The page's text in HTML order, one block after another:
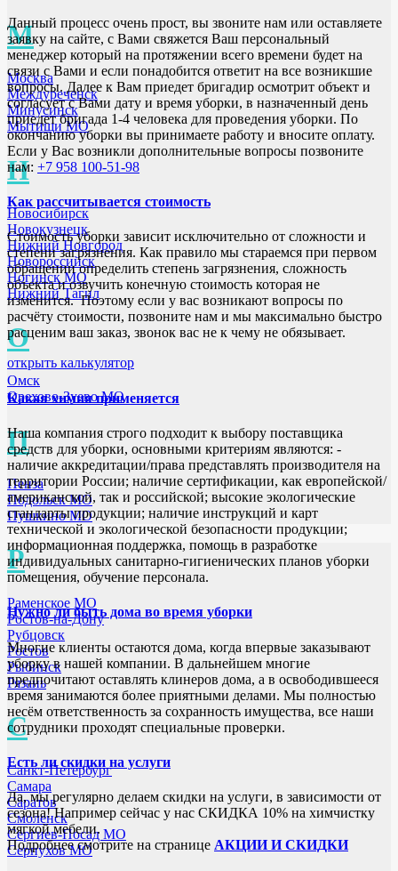
М
Москва
Междуреченск
Минусинск
Мытищи МО
Н
Новосибирск
Новокузнецк
Нижний Новгород
Новороссийск
Ногинск МО
Нижний Тагил
О
Омск
Орехово-Зуево МО
П
Пенза
Подольск МО
Пушкино МО
Р
Раменское МО
Ростов-на-Дону
Рубцовск
Ростов
Рыбинск
Рязань
С
Санкт-Петербург
Самара
Саратов
Смоленск
Сергиев-Посад МО
Серпухов МО
Данный процесс очень прост, вы звоните нам или оставляете
заявку на сайте, с Вами свяжется Ваш персональный
менеджер который на протяжении всего времени будет на
связи с Вами и если понадобится ответит на все возникшие
вопросы. Далее к Вам приедет бригадир осмотрит объект и
согласует с Вами дату и время уборки, в назначенный день
приедет бригада 1-4 человека для проведения уборки. По
окончанию уборки вы принимаете работу и вносите оплату.
Если у Вас возникли дополнительные вопросы позвоните
нам: +7 958 100-51-98
Как рассчитывается стоимость
Стоимость уборки зависит исключительно от сложности и
степени загрязнения. Как правило мы стараемся при первом
обращении определить степень загрязнения, сложность
объекта и озвучить конечную стоимость которая не
изменится. Поэтому если у вас возникают вопросы по
расчёту стоимости, позвоните нам и мы максимально быстро
расценим ваш заказ, звонок вас не к чему не обязывает.
открыть калькулятор
Какая химия применяется
Наша компания строго подходит к выбору поставщика
средств для уборки, основными критериям являются: -
наличие аккредитации/права представлять производителя на
территории России; наличие сертификации, как европейской/
американской, так и российской; высокие экологические
стандарты продукции; наличие инструкций и карт
технической и экологической безопасности продукции;
информационная поддержка, помощь в разработке
индивидуальных санитарно-гигиенических планов уборки
помещения, обучение персонала.
Нужно ли быть дома во время уборки
Многие клиенты остаются дома, когда впервые заказывают
уборку в нашей компании. В дальнейшем многие
предпочитают оставлять клинеров дома, а в освободившееся
время занимаются более приятными делами. Мы полностью
несём ответственность за сохранность имущества, все наши
сотрудники проходят специальные проверки.
Есть ли скидки на услуги
Да, мы регулярно делаем скидки на услуги, в зависимости от
сезона! Например сейчас у нас СКИДКА 10% на химчистку
мягкой мебели.
Подробнее смотрите на странице АКЦИИ И СКИДКИ